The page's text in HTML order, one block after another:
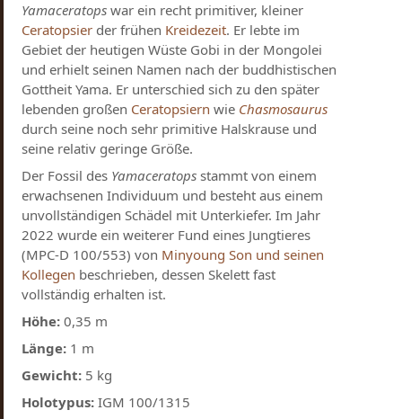
Yamaceratops war ein recht primitiver, kleiner
Ceratopsier der frühen Kreidezeit. Er lebte im
Gebiet der heutigen Wüste Gobi in der Mongolei
und erhielt seinen Namen nach der buddhistischen
Gottheit Yama. Er unterschied sich zu den später
lebenden großen Ceratopsiern wie Chasmosaurus
durch seine noch sehr primitive Halskrause und
seine relativ geringe Größe.
Der Fossil des Yamaceratops stammt von einem
erwachsenen Individuum und besteht aus einem
unvollständigen Schädel mit Unterkiefer. Im Jahr
2022 wurde ein weiterer Fund eines Jungtieres
(MPC-D 100/553) von Minyoung Son und seinen
Kollegen beschrieben, dessen Skelett fast
vollständig erhalten ist.
Höhe:0,35 m
Länge: 1 m
Gewicht: 5 kg
Holotypus: IGM 100/1315